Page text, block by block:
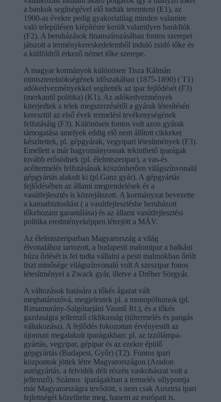
a bankok segítségével elő tudták teremteni (E1), az
1900-as évekre pedig gyakorlatilag minden valamire
való településen kiépítésre került valamilyen bankfiók
(F2). A beruházások finanszírozásában fontos szerepet
játszott a terménykereskedelemből induló zsidó tőke és
a külföldről érkező német tőke szerepe.
A magyar kormányok különösen Tisza Kálmán
miniszterelnökségének időszakában (1875-1890) ( T1)
adókedvezményekkel segítették az ipar fejlődését (F3)
(merkantil politika) (K1). Az adókedvezmények
kiterjedtek a telek megszerzésétől a gyárak létesítésén
keresztül az első évek termelési tevékenységének
felfutásáig (F3). Különösen fontos volt azon gyárak
támogatása amelyek eddig elő nem állított cikkeket
készítettek, pl. gépgyárak, vegyipari létesítmények (F3).
Emellett a már hagyományosnak tekinthető iparágak
tovább erősödnek (pl. élelmiszeripar), a vas-és
acéltermelés felfutásának köszönhetően világszínvonalú
gépgyártás alakult ki (pl.Ganz gyár). A gépgyártás
fejlődésében az állami megrendelések és a
vasútfejlesztés is közrejátszott. A kormányzat bevezette
a kamatbiztosítást ( a vasútfejlesztésbe beruházott
tőkehozam garantálása) és az állami vasútfejlesztési
politika eredményeképpen létrejött a MÁV.
Az élelmiszeriparban Magyarország a világ
élvonalához tartozott, a budapesti malomipar a balkáni
búza őrlését is fel tudta vállalni a pesti malmokban őrölt
liszt minősége világszínvonalú volt A szeszipar fonos
létesítményei a Zwack gyár, illetve a Dréher Sörgyár.
A változások hatására a tőkés ágazat vált
meghatározóvá, megjelentek pl. a monopóliumok (pl.
Rimamurány-Salgótarjáni Vasmű Rt.), és a tőkés
gazdaságra jellemző ciklikusság (túltermelés és pangás
váltakozása). A fejlődés fokozottan érvényesült az
újonnan megalakult iparágakban: pl. az izzólámpa-
gyártás, vegyipar, gépipar és az ezekre épülő
gépgyártás (Budapest, Győr) (T2). Fontos ipari
központok jöttek létre Magyarországon (Aradon
autógyártás, a felvidék déli részén vaskohászat volt a
jellemző). Számos iparágakban a termelés súlypontja
már Magyarországra tevődött, s nem csak Ausztria ipari
fejlettségét közelítette meg, hanem az európait is.